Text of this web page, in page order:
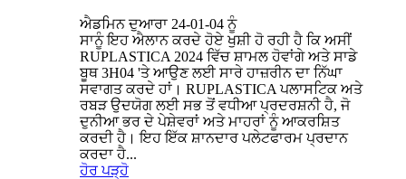
ਐਡਮਿਨ ਦੁਆਰਾ 24-01-04 ਨੂੰ
ਸਾਨੂੰ ਇਹ ਐਲਾਨ ਕਰਦੇ ਹੋਏ ਖੁਸ਼ੀ ਹੋ ਰਹੀ ਹੈ ਕਿ ਅਸੀਂ
RUPLASTICA 2024 ਵਿੱਚ ਸ਼ਾਮਲ ਹੋਵਾਂਗੇ ਅਤੇ ਸਾਡੇ
ਬੂਥ 3H04 'ਤੇ ਆਉਣ ਲਈ ਸਾਰੇ ਹਾਜ਼ਰੀਨ ਦਾ ਨਿੱਘਾ
ਸਵਾਗਤ ਕਰਦੇ ਹਾਂ। RUPLASTICA ਪਲਾਸਟਿਕ ਅਤੇ
ਰਬੜ ਉਦਯੋਗ ਲਈ ਸਭ ਤੋਂ ਵਧੀਆ ਪ੍ਰਦਰਸ਼ਨੀ ਹੈ, ਜੋ
ਦੁਨੀਆ ਭਰ ਦੇ ਪੇਸ਼ੇਵਰਾਂ ਅਤੇ ਮਾਹਰਾਂ ਨੂੰ ਆਕਰਸ਼ਿਤ
ਕਰਦੀ ਹੈ। ਇਹ ਇੱਕ ਸ਼ਾਨਦਾਰ ਪਲੇਟਫਾਰਮ ਪ੍ਰਦਾਨ
ਕਰਦਾ ਹੈ...
ਹੋਰ ਪੜ੍ਹੋ